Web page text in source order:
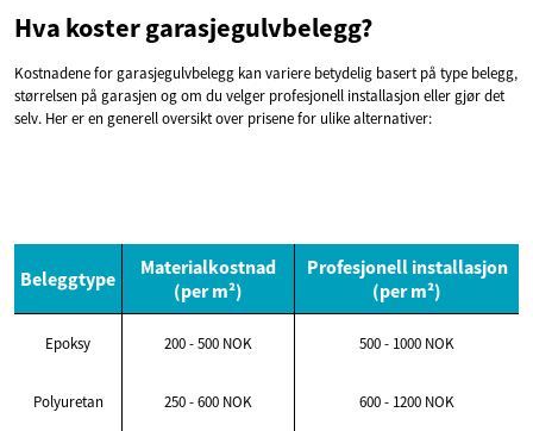
Hva koster garasjegulvbelegg?
Kostnadene for garasjegulvbelegg kan variere betydelig basert på type belegg,
størrelsen på garasjen og om du velger profesjonell installasjon eller gjør det
selv. Her er en generell oversikt over prisene for ulike alternativer:
Beleggtype
Materialkostnad
(per m²)
Profesjonell installasjon
(per m²)
Epoksy 200 - 500 NOK 500 - 1000 NOK
Polyuretan 250 - 600 NOK 600 - 1200 NOK